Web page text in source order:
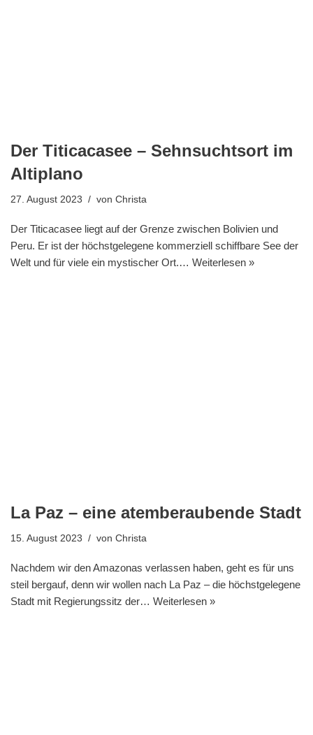
Der Titicacasee – Sehnsuchtsort im
Altiplano
27. August 2023 von Christa
Der Titicacasee liegt auf der Grenze zwischen Bolivien und
Peru. Er ist der höchstgelegene kommerziell schiffbare See der
Welt und für viele ein mystischer Ort.… Weiterlesen »
La Paz – eine atemberaubende Stadt
15. August 2023 von Christa
Nachdem wir den Amazonas verlassen haben, geht es für uns
steil bergauf, denn wir wollen nach La Paz – die höchstgelegene
Stadt mit Regierungssitz der… Weiterlesen »